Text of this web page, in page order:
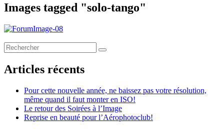
Images tagged "solo-tango"
Search
for:
Search
Articles récents
Pour cette nouvelle année, ne baissez pas votre résolution,
même quand il faut monter en ISO!
Le retour des Soirées à l’Image
Reprise en beauté pour l’Aérophotoclub!